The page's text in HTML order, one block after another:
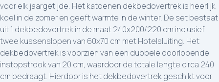
voor elk jaargetijde. Het katoenen dekbedovertrek is heerlijk
koel in de zomer en geeft warmte in de winter. De set bestaat
uit 1 dekbedovertrek in de maat 240x200/220 cm inclusief
twee kussenslopen van 60x70 cm met Hotelsluiting. Het
dekbedovertrek is voorzien van een dubbele doorlopende
instopstrook van 20 cm, waardoor de totale lengte circa 240
cm bedraagt. Hierdoor is het dekbedovertrek geschikt voor